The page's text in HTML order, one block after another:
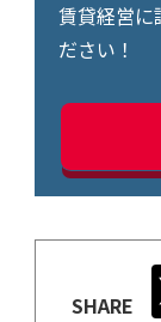
賃貸経営に
ださい！
SHARE